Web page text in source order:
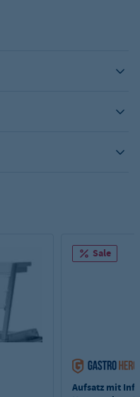
Sale
Aufsatz mit